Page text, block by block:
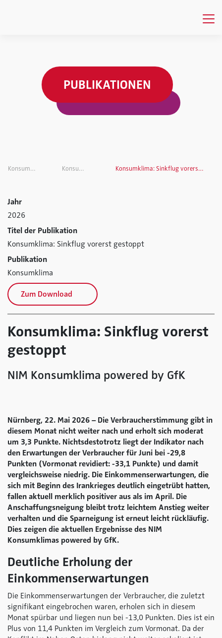
PUBLIKATIONEN
Konsumklima Konsumklima Konsumklima: Sinkflug vorerst gestoppt
Jahr
2026
Titel der Publikation
Konsumklima: Sinkflug vorerst gestoppt
Publikation
Konsumklima
Zum Download
Konsumklima: Sinkflug vorerst
gestoppt
NIM Konsumklima powered by GfK
Nürnberg, 22. Mai 2026 – Die Verbraucherstimmung gibt in
diesem Monat nicht weiter nach und erholt sich moderat
um 3,3 Punkte. Nichtsdestotrotz liegt der Indikator nach
den Erwartungen der Verbraucher für Juni bei -29,8
Punkten (Vormonat revidiert: -33,1 Punkte) und damit
vergleichsweise niedrig. Die Einkommenserwartungen, die
sich mit Beginn des Irankrieges deutlich eingetrübt hatten,
fallen aktuell merklich positiver aus als im April. Die
Anschaffungsneigung bleibt trotz leichtem Anstieg weiter
verhalten und die Sparneigung ist erneut leicht rückläufig.
Dies zeigen die aktuellen Ergebnisse des NIM
Konsumklimas powered by GfK.
Deutliche Erholung der
Einkommenserwartungen
Die Einkommenserwartungen der Verbraucher, die zuletzt
signifikant eingebrochen waren, erholen sich in diesem
Monat spürbar und liegen nun bei -13,0 Punkten. Dies ist ein
Plus von 11,4 Punkten im Vergleich zum Vormonat. Da der